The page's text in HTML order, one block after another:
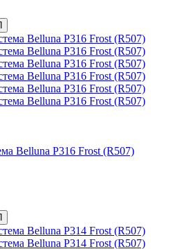
Belluna P316 Frost (R507)